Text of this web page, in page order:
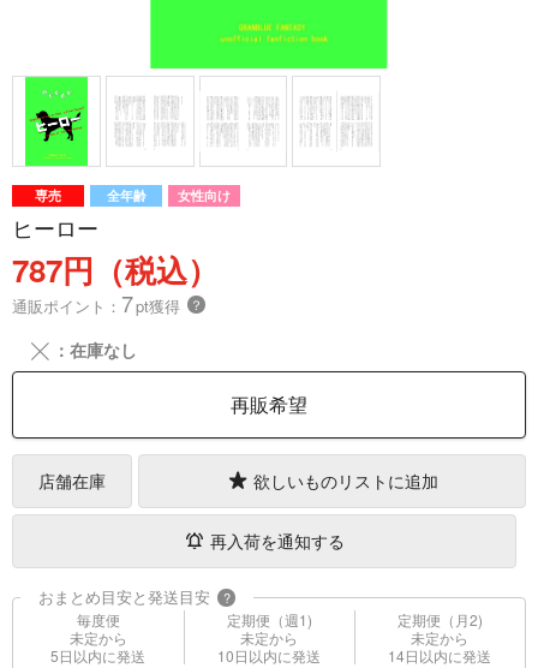
専売 全年齢 女性向け
ヒーロー
787円（税込）
通販ポイント： 7pt獲得 ？
╳ ：在庫なし
再販希望
店舗在庫 欲しいものリストに追加
再入荷を通知する
おまとめ目安と発送目安 ?
毎度便
未定から
5日以内に発送
定期便（週1)
未定から
10日以内に発送
定期便（月2)
未定から
14日以内に発送